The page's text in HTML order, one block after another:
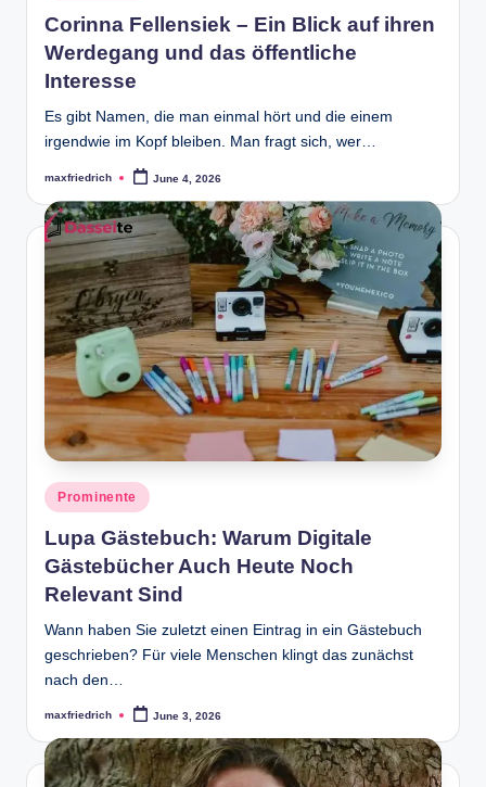
in
Corinna Fellensiek – Ein Blick auf ihren
Werdegang und das öffentliche
Interesse
Es gibt Namen, die man einmal hört und die einem
irgendwie im Kopf bleiben. Man fragt sich, wer…
Posted
maxfriedrich June 4, 2026
Posted
in
Prominente
Lupa Gästebuch: Warum Digitale
Gästebücher Auch Heute Noch
Relevant Sind
Wann haben Sie zuletzt einen Eintrag in ein Gästebuch
geschrieben? Für viele Menschen klingt das zunächst
nach den…
Posted
maxfriedrich June 3, 2026